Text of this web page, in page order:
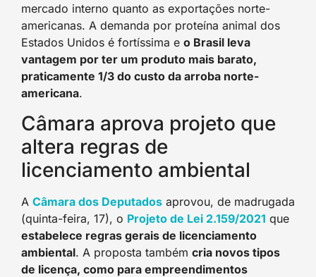
mercado interno quanto as exportações norte-
americanas. A demanda por proteína animal dos
Estados Unidos é fortíssima e o Brasil leva
vantagem por ter um produto mais barato,
praticamente 1/3 do custo da arroba norte-
americana.
Câmara aprova projeto que
altera regras de
licenciamento ambiental
A Câmara dos Deputados aprovou, de madrugada
(quinta-feira, 17), o Projeto de Lei 2.159/2021 que
estabelece regras gerais de licenciamento
ambiental. A proposta também cria novos tipos
de licença, como para empreendimentos